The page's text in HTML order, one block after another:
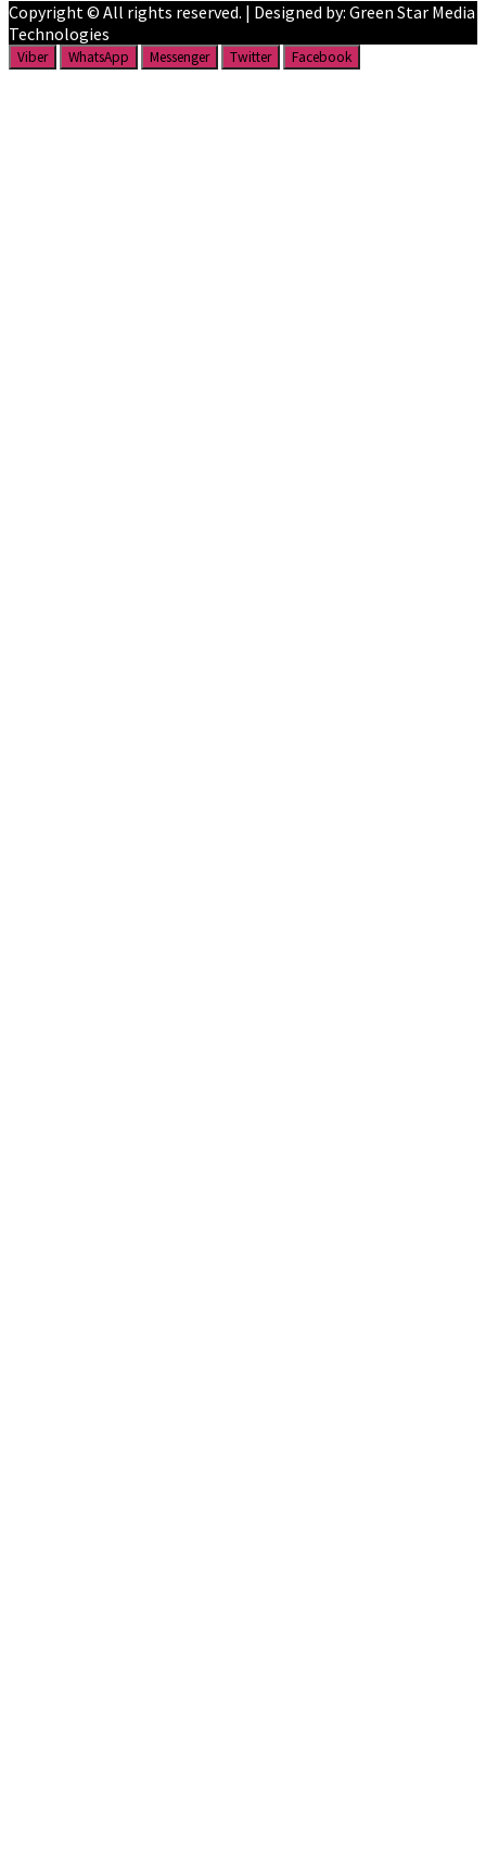
Copyright © All rights reserved. | Designed by: Green Star Media
Technologies
Viber WhatsApp Messenger Twitter Facebook